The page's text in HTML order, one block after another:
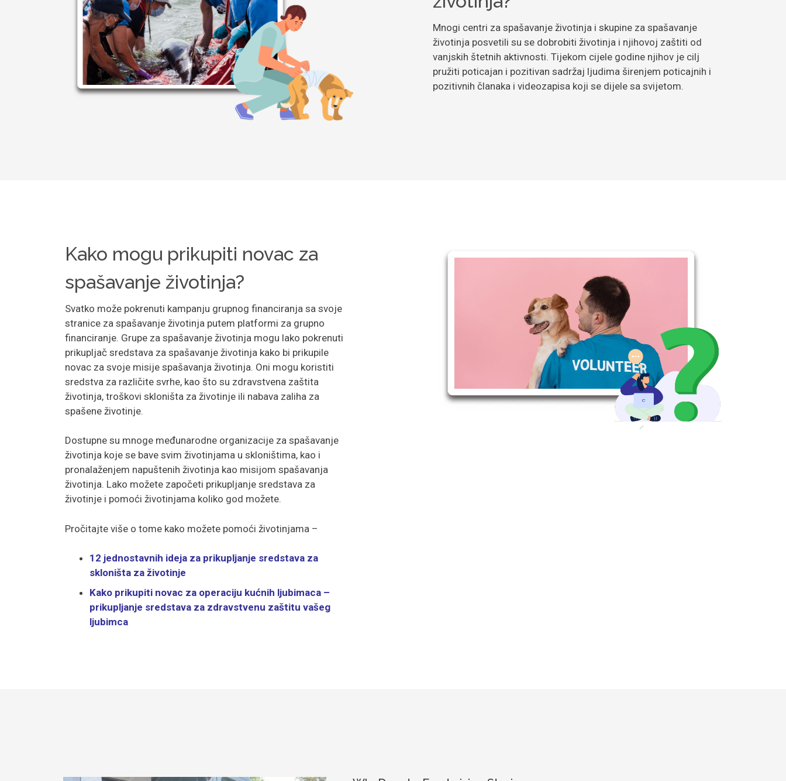
Mnogi centri za spašavanje životinja i skupine za spašavanje
životinja posvetili su se dobrobiti životinja i njihovoj zaštiti od
vanjskih štetnih aktivnosti. Tijekom cijele godine njihov je cilj
pružiti poticajan i pozitivan sadržaj ljudima širenjem poticajnih i
pozitivnih članaka i videozapisa koji se dijele sa svijetom.
Kako mogu prikupiti novac za
spašavanje životinja?
Svatko može pokrenuti kampanju grupnog financiranja sa svoje
stranice za spašavanje životinja putem platformi za grupno
financiranje. Grupe za spašavanje životinja mogu lako pokrenuti
prikupljač sredstava za spašavanje životinja kako bi prikupile
novac za svoje misije spašavanja životinja. Oni mogu koristiti
sredstva za različite svrhe, kao što su zdravstvena zaštita
životinja, troškovi skloništa za životinje ili nabava zaliha za
spašene životinje.
Dostupne su mnoge međunarodne organizacije za spašavanje
životinja koje se bave svim životinjama u skloništima, kao i
pronalaženjem napuštenih životinja kao misijom spašavanja
životinja. Lako možete započeti prikupljanje sredstava za
životinje i pomoći životinjama koliko god možete.
Pročitajte više o tome kako možete pomoći životinjama –
12 jednostavnih ideja za prikupljanje sredstava za
skloništa za životinje
Kako prikupiti novac za operaciju kućnih ljubimaca –
prikupljanje sredstava za zdravstvenu zaštitu vašeg
ljubimca